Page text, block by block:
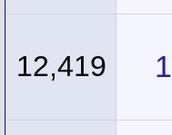
1
12,419